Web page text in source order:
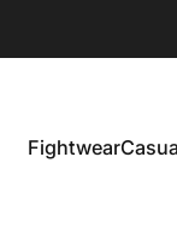
Fightwear